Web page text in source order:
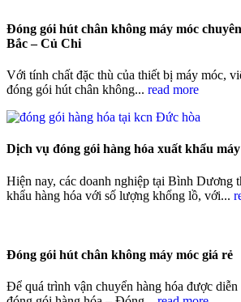
Đóng gói hút chân không máy móc
Bắc – Củ Chi
Với tính chất đặc thù của thiết bị máy móc,
đóng gói hút chân không... read more
Dịch vụ đóng gói hàng hóa xuất khẩu
Hiện nay, các doanh nghiệp tại Bình Dương
khẩu hàng hóa với số lượng khổng lồ, với...
Đóng gói hút chân không máy móc giá rẻ
Để quá trình vận chuyển hàng hóa được diễn